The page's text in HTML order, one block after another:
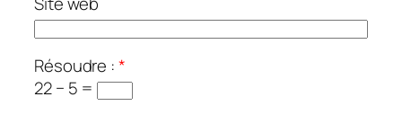
Résoudre :*
22 − 5 =